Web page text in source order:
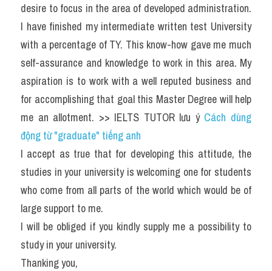
desire to focus in the area of developed administration.
I have finished my intermediate written test University
with a percentage of TY. This know-how gave me much
self-assurance and knowledge to work in this area. My
aspiration is to work with a well reputed business and
for accomplishing that goal this Master Degree will help
me an allotment. >> IELTS TUTOR lưu ý Cách dùng
động từ "graduate" tiếng anh
I accept as true that for developing this attitude, the
studies in your university is welcoming one for students
who come from all parts of the world which would be of
large support to me.
I will be obliged if you kindly supply me a possibility to
study in your university.
Thanking you,